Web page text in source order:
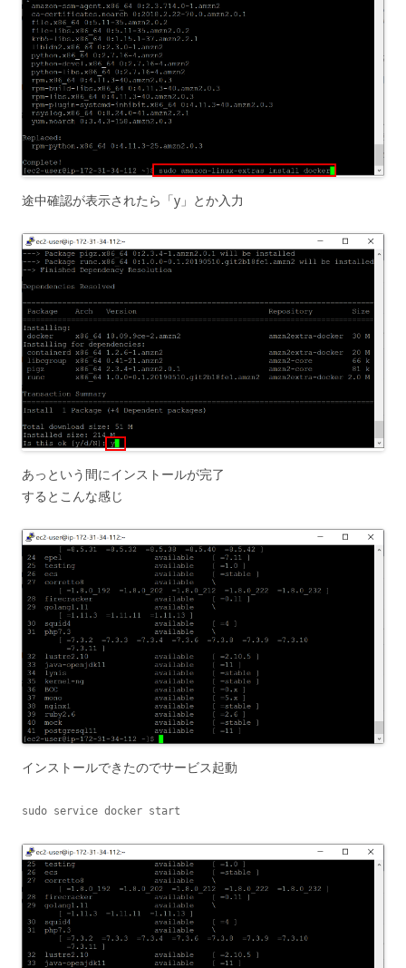
途中確認が表示されたら「y」とか入力
あっという間にインストールが完了
するとこんな感じ
インストールできたのでサービス起動
sudo service docker start